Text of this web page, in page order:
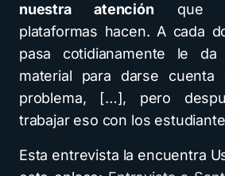
nuestra atención que
plataformas hacen. A cada
pasa cotidianamente le
material para darse
problema, […], pero
trabajar eso con los
Esta entrevista la encuentra